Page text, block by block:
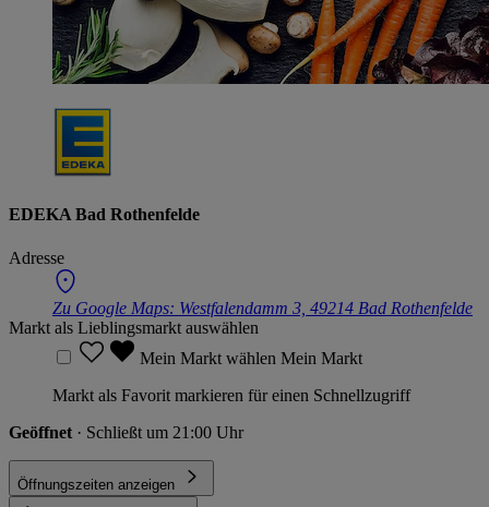
EDEKA Bad Rothenfelde
Adresse
Zu Google Maps: Westfalendamm 3, 49214 Bad Rothenfelde
Markt als Lieblingsmarkt auswählen
Mein Markt wählen Mein Markt
Markt als Favorit markieren für einen Schnellzugriff
Geöffnet · Schließt um 21:00 Uhr
Öffnungszeiten anzeigen